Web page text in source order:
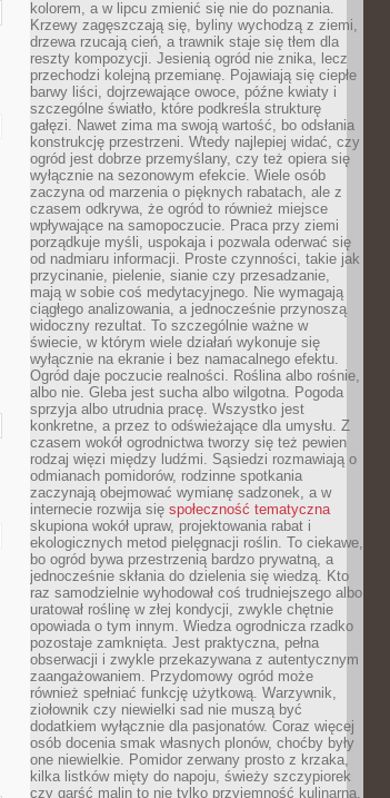
kolorem, a w lipcu zmienić się nie do poznania.
Krzewy zagęszczają się, byliny wychodzą z ziemi,
drzewa rzucają cień, a trawnik staje się tłem dla
reszty kompozycji. Jesienią ogród nie znika, lecz
przechodzi kolejną przemianę. Pojawiają się ciepłe
barwy liści, dojrzewające owoce, późne kwiaty i
szczególne światło, które podkreśla strukturę
gałęzi. Nawet zima ma swoją wartość, bo odsłania
konstrukcję przestrzeni. Wtedy najlepiej widać, czy
ogród jest dobrze przemyślany, czy też opiera się
wyłącznie na sezonowym efekcie. Wiele osób
zaczyna od marzenia o pięknych rabatach, ale z
czasem odkrywa, że ogród to również miejsce
wpływające na samopoczucie. Praca przy ziemi
porządkuje myśli, uspokaja i pozwala oderwać się
od nadmiaru informacji. Proste czynności, takie jak
przycinanie, pielenie, sianie czy przesadzanie,
mają w sobie coś medytacyjnego. Nie wymagają
ciągłego analizowania, a jednocześnie przynoszą
widoczny rezultat. To szczególnie ważne w
świecie, w którym wiele działań wykonuje się
wyłącznie na ekranie i bez namacalnego efektu.
Ogród daje poczucie realności. Roślina albo rośnie,
albo nie. Gleba jest sucha albo wilgotna. Pogoda
sprzyja albo utrudnia pracę. Wszystko jest
konkretne, a przez to odświeżające dla umysłu. Z
czasem wokół ogrodnictwa tworzy się też pewien
rodzaj więzi między ludźmi. Sąsiedzi rozmawiają o
odmianach pomidorów, rodzinne spotkania
zaczynają obejmować wymianę sadzonek, a w
internecie rozwija się społeczność tematyczna
skupiona wokół upraw, projektowania rabat i
ekologicznych metod pielęgnacji roślin. To ciekawe,
bo ogród bywa przestrzenią bardzo prywatną, a
jednocześnie skłania do dzielenia się wiedzą. Kto
raz samodzielnie wyhodował coś trudniejszego albo
uratował roślinę w złej kondycji, zwykle chętnie
opowiada o tym innym. Wiedza ogrodnicza rzadko
pozostaje zamknięta. Jest praktyczna, pełna
obserwacji i zwykle przekazywana z autentycznym
zaangażowaniem. Przydomowy ogród może
również spełniać funkcję użytkową. Warzywnik,
ziołownik czy niewielki sad nie muszą być
dodatkiem wyłącznie dla pasjonatów. Coraz więcej
osób docenia smak własnych plonów, choćby były
one niewielkie. Pomidor zerwany prosto z krzaka,
kilka listków mięty do napoju, świeży szczypiorek
czy garść malin to nie tylko przyjemność kulinarna,